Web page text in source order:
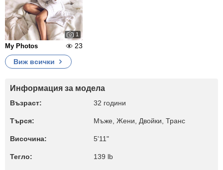
1
My Photos
23
Виж всички
Информация за модела
Възраст: 32 години
Търся: Мъже, Жени, Двойки, Транс
Височина: 5'11"
Тегло: 139 lb